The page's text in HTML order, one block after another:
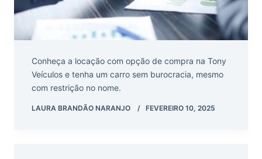
Conheça a locação com opção de compra na Tony
Veículos e tenha um carro sem burocracia, mesmo
com restrição no nome.
LAURA BRANDÃO NARANJO FEVEREIRO 10, 2025